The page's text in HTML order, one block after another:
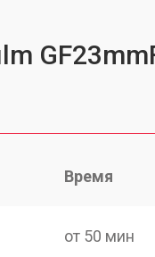
Время
от 50 мин